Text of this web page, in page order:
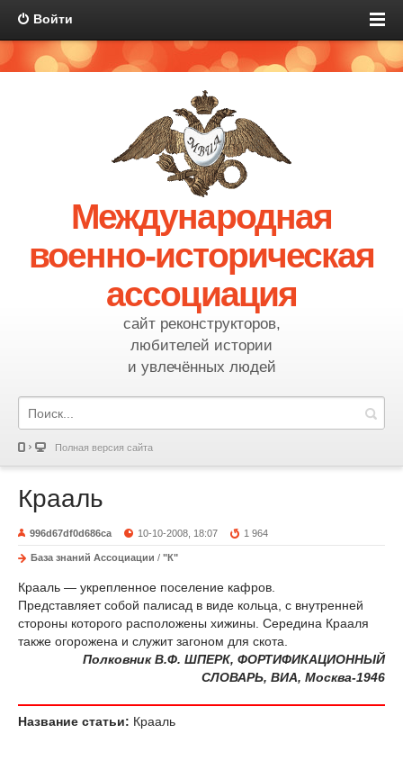
Войти
Международная
военно-историческая
ассоциация
сайт реконструкторов,
любителей истории
и увлечённых людей
Полная версия сайта
Крааль
996d67df0d686ca 10-10-2008, 18:07 1 964
База знаний Ассоциации / "К"
Крааль — укрепленное поселение кафров.
Представляет собой палисад в виде кольца, с внутренней
стороны которого расположены хижины. Середина Крааля
также огорожена и служит загоном для скота.
Полковник В.Ф. ШПЕРК, ФОРТИФИКАЦИОННЫЙ
СЛОВАРЬ, ВИА, Москва-1946
Название статьи: Крааль